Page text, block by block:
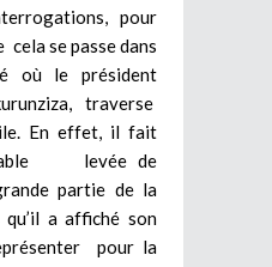
pour
cela se passe dans
où le président
traverse
En effet, il fait
levée de
partie de la
a affiché son
pour la